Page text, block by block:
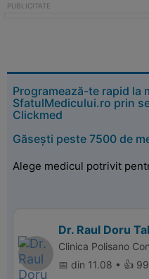
Programează-te rapid la
SfatulMedicului.ro prin
Clickmed
Găsești peste 7500 de
Alege medicul potrivit
Dr. Raul Doru
Clinica Polisano
📅 din 11.08 • 👍 99